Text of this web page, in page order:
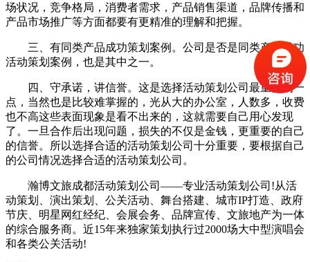
场状况，竞争格局，消费者需求，产品销售渠道，品牌传播和
产品市场推广等方面都要有更精准的理解和把握。
三、有同类产品成功策划案例。公司是否是同类产品成功
活动策划案例，也是其中之一。
四、守承诺，讲信誉。这是选择活动策划公司最重要的一
点，当然也是比较难掌握的，光从大的办公室，人数多，收费
也不高这些表面现象是看不出来的，这就需要自己用心发现
了。一旦合作后出现问题，损失的不仅是金钱，更重要的自己
的信誉。所以选择合适的活动策划公司十分重要，要根据自己
的公司情况选择合适的活动策划公司。
瀚博文旅成都活动策划公司——专业活动策划公司!从活
动策划、演出策划、公关活动、舞台搭建、城市IP打造、政府
节庆、明星网红经纪、会展会务、品牌宣传、文旅地产为一体
的综合服务商。近15年来独家策划执行过2000场大中型演唱会
和各类公关活动!